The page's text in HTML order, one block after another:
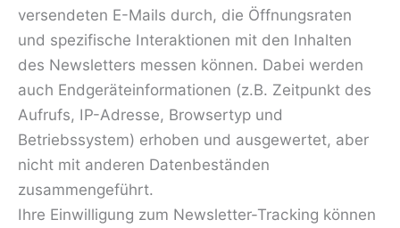
versendeten E-Mails durch, die Öffnungsraten
und spezifische Interaktionen mit den Inhalten
des Newsletters messen können. Dabei werden
auch Endgeräteinformationen (z.B. Zeitpunkt des
Aufrufs, IP-Adresse, Browsertyp und
Betriebssystem) erhoben und ausgewertet, aber
nicht mit anderen Datenbeständen
zusammengeführt.
Ihre Einwilligung zum Newsletter-Tracking können